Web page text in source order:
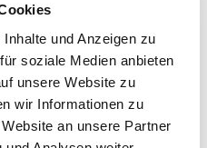
und Anzeigen zu
soziale Medien anbieten
unsere Website zu
wir Informationen zu
an unsere Partner
DELLA PELLE